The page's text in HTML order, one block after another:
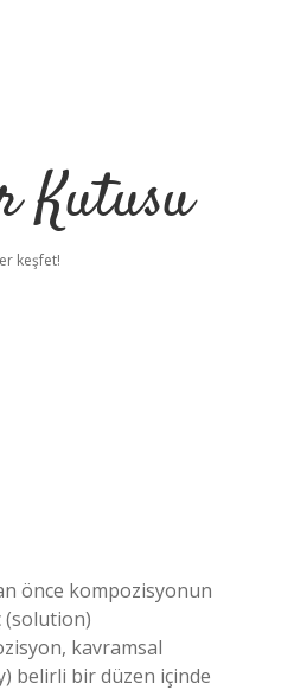
Kutusu
keşfet!
önce kompozisyonun
(solution)
kavramsal
belirli bir düzen içinde